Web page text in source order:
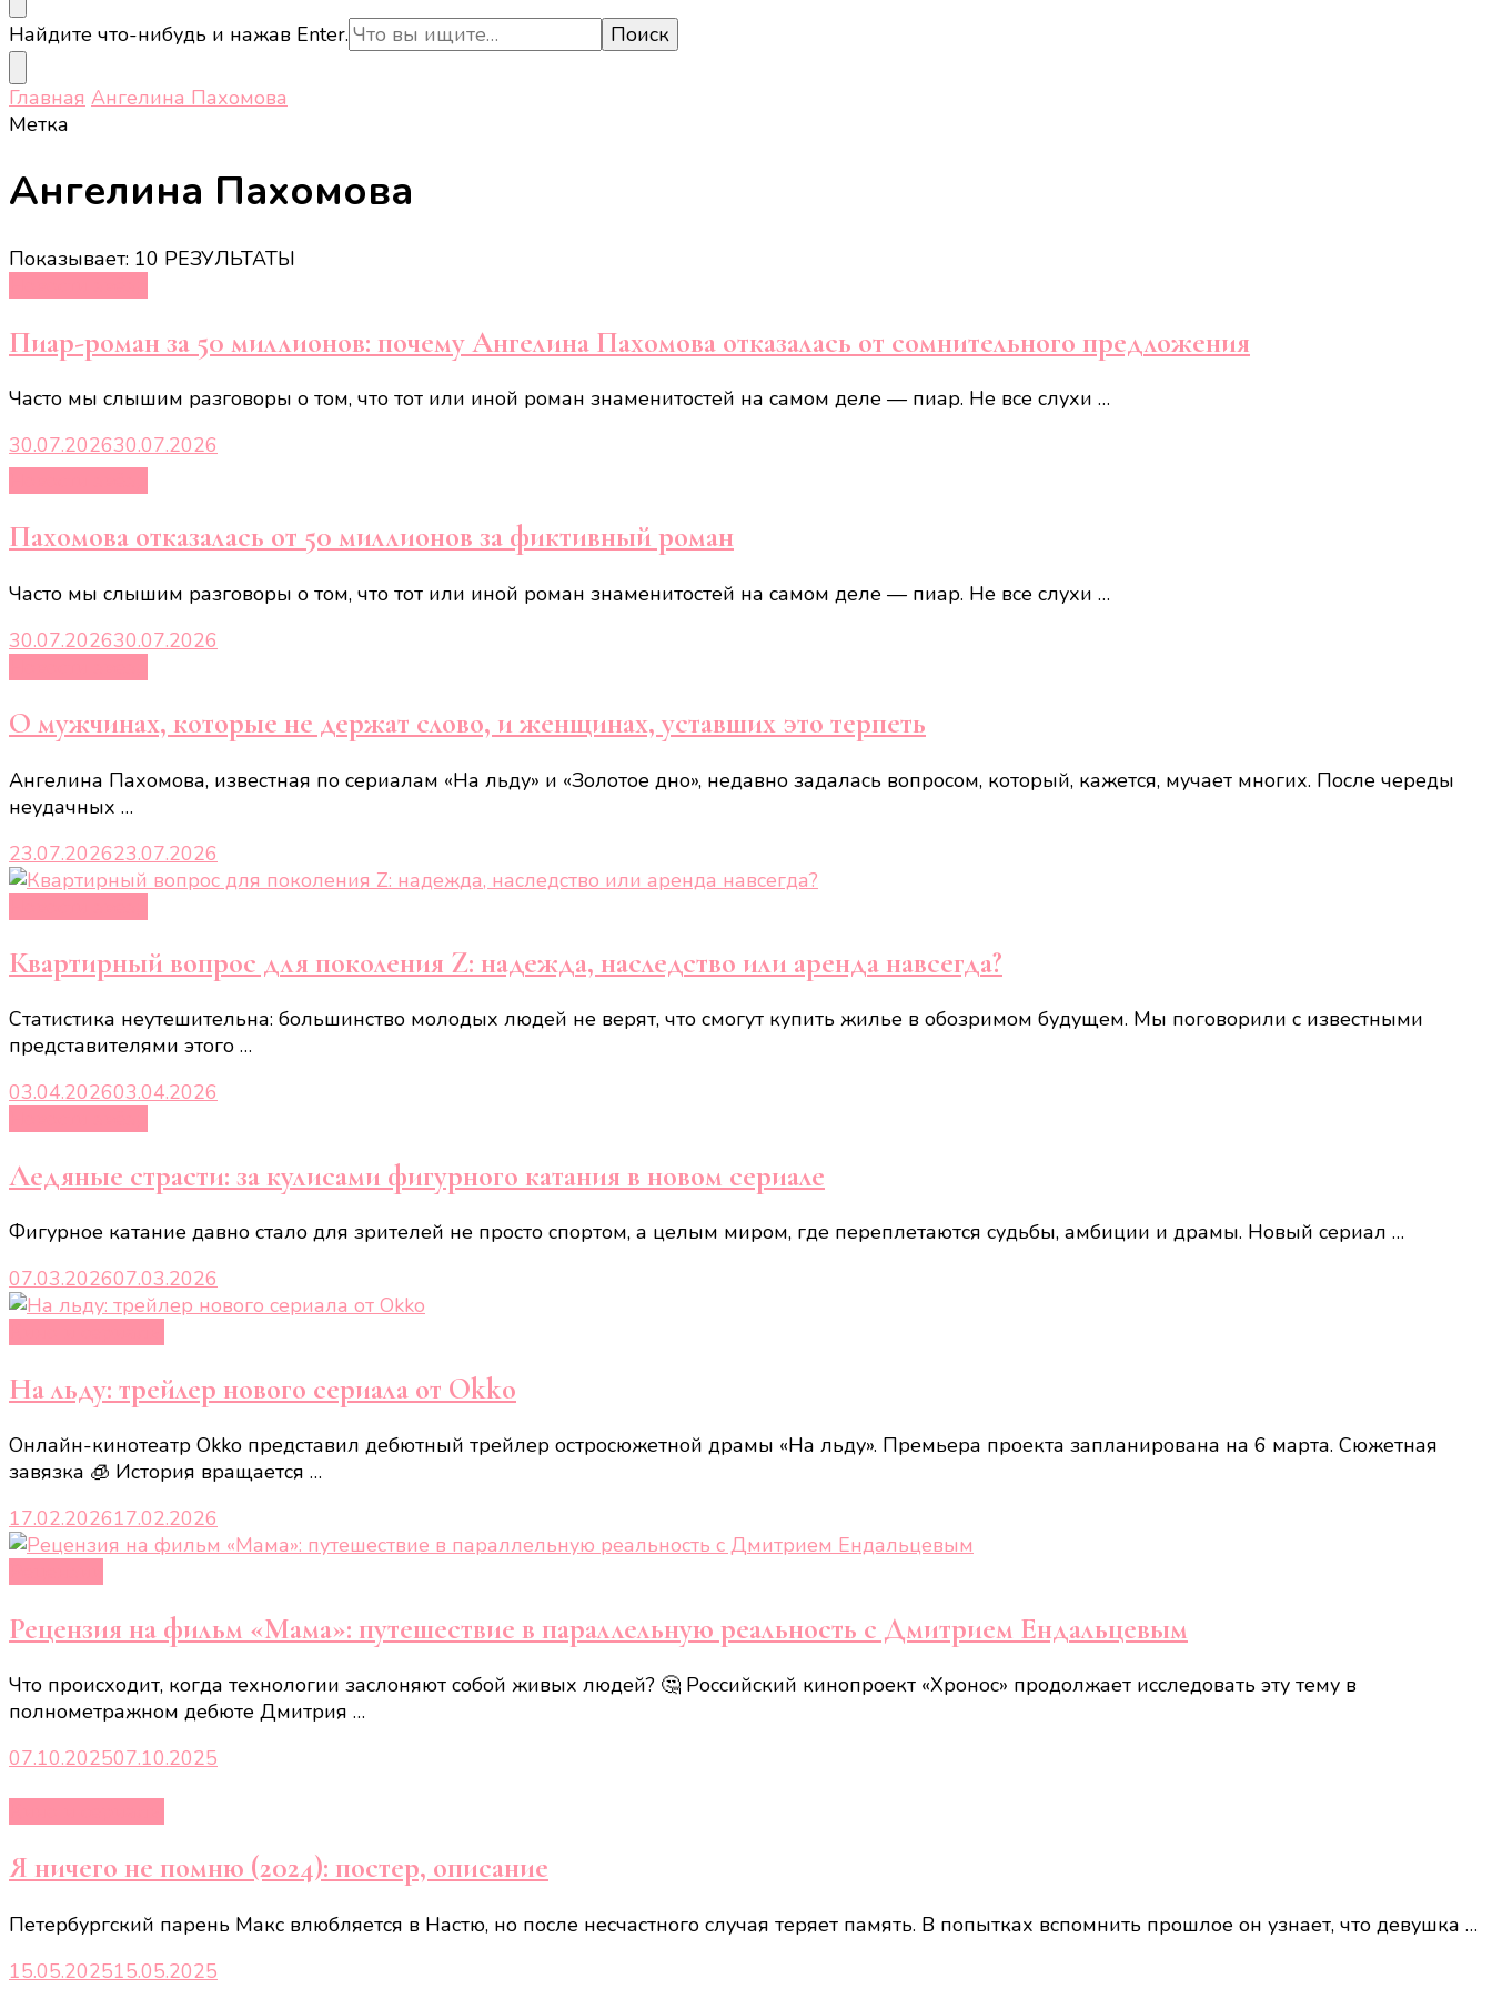
Ищите
что-
то?
Найдите что-нибудь и нажав Enter.
Главная Ангелина Пахомова
Метка
Ангелина Пахомова
Показывает: 10 РЕЗУЛЬТАТЫ
Пиар-роман за 50 миллионов: почему Ангелина Пахомова отказалась от сомнительного предложения
Часто мы слышим разговоры о том, что тот или иной роман знаменитостей на самом деле — пиар. Не все слухи …
30.07.202630.07.2026
Пахомова отказалась от 50 миллионов за фиктивный роман
Часто мы слышим разговоры о том, что тот или иной роман знаменитостей на самом деле — пиар. Не все слухи …
30.07.202630.07.2026
О мужчинах, которые не держат слово, и женщинах, уставших это терпеть
Ангелина Пахомова, известная по сериалам «На льду» и «Золотое дно», недавно задалась вопросом, который, кажется, мучает многих. После череды
неудачных …
23.07.202623.07.2026
Квартирный вопрос для поколения Z: надежда, наследство или аренда навсегда?
Статистика неутешительна: большинство молодых людей не верят, что смогут купить жилье в обозримом будущем. Мы поговорили с известными
представителями этого …
03.04.202603.04.2026
Ледяные страсти: за кулисами фигурного катания в новом сериале
Фигурное катание давно стало для зрителей не просто спортом, а целым миром, где переплетаются судьбы, амбиции и драмы. Новый сериал …
07.03.202607.03.2026
На льду: трейлер нового сериала от Okko
Онлайн-кинотеатр Okko представил дебютный трейлер остросюжетной драмы «На льду». Премьера проекта запланирована на 6 марта. Сюжетная
завязка 🧊 История вращается …
17.02.202617.02.2026
Рецензия на фильм «Мама»: путешествие в параллельную реальность с Дмитрием Ендальцевым
Что происходит, когда технологии заслоняют собой живых людей? 🤔 Российский кинопроект «Хронос» продолжает исследовать эту тему в
полнометражном дебюте Дмитрия …
07.10.202507.10.2025
Я ничего не помню (2024): постер, описание
Петербургский парень Макс влюбляется в Настю, но после несчастного случая теряет память. В попытках вспомнить прошлое он узнает, что девушка …
15.05.202515.05.2025